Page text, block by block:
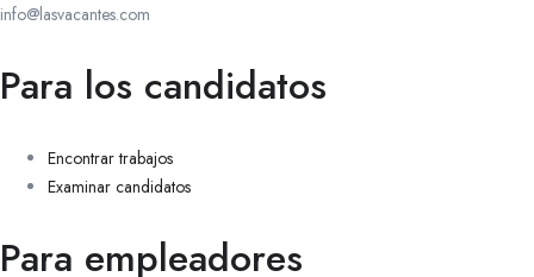
info@lasvacantes.com
Para los candidatos
Encontrar trabajos
Examinar candidatos
Para empleadores